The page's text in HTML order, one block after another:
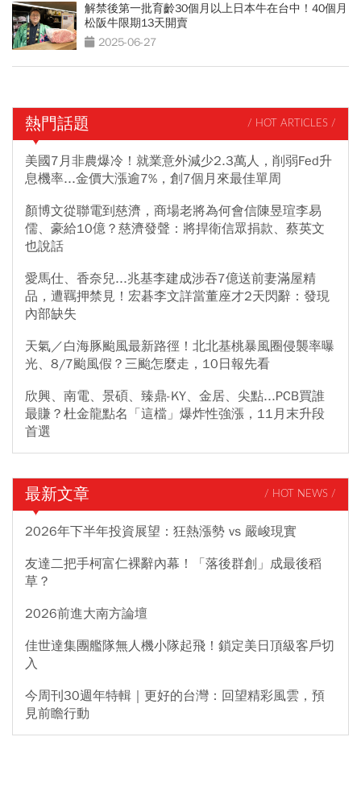
解禁後第一批育齡30個月以上日本牛在台中！40個月
松阪牛限期13天開賣
2025-06-27
熱門話題 / HOT ARTICLES /
美國7月非農爆冷！就業意外減少2.3萬人，削弱Fed升
息機率...金價大漲逾7%，創7個月來最佳單周
顏博文從聯電到慈濟，商場老將為何會信陳昱瑄李易
儒、豪給10億？慈濟發聲：將捍衛信眾捐款、蔡英文
也說話
愛馬仕、香奈兒...兆基李建成涉吞7億送前妻滿屋精
品，遭羈押禁見！宏碁李文詳當董座才2天閃辭：發現
內部缺失
天氣／白海豚颱風最新路徑！北北基桃暴風圈侵襲率曝
光、8/7颱風假？三颱怎麼走，10日報先看
欣興、南電、景碩、臻鼎-KY、金居、尖點...PCB買誰
最賺？杜金龍點名「這檔」爆炸性強漲，11月末升段
首選
最新文章 / HOT NEWS /
2026年下半年投資展望：狂熱漲勢 vs 嚴峻現實
友達二把手柯富仁裸辭內幕！「落後群創」成最後稻
草？
2026前進大南方論壇
佳世達集團艦隊無人機小隊起飛！鎖定美日頂級客戶切
入
今周刊30週年特輯｜更好的台灣：回望精彩風雲，預
見前瞻行動